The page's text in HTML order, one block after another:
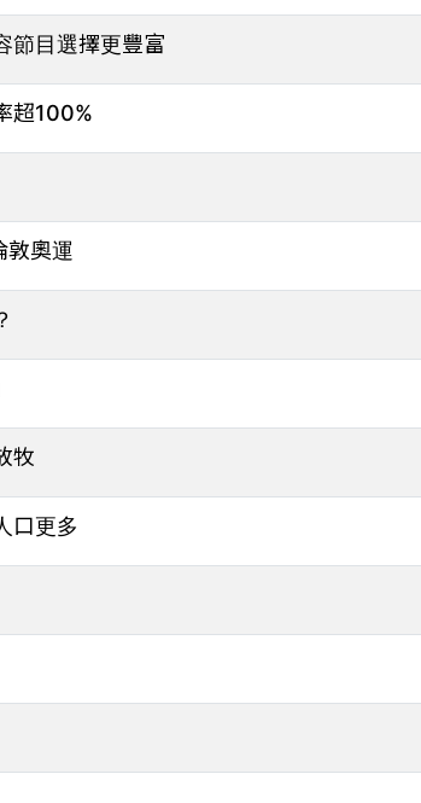
節目選擇更豐富
超100%
敦奧運
牧
口更多